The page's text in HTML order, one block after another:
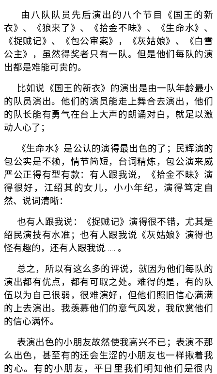
由八队队员先后演出的八个节目《国王的新
衣》、《狼来了》、《拾金不昧》、《生命水》、
《捉贼记》、《包公审案》，《灰姑娘》、《白雪
公主》，虽然得奖者只有一队。但是他们每队的演
出都是难能可贵的。
比如说《国王的新衣》的演出是由一队年龄最小
的队员演出。他们的演员能走上舞合去演出，他们
的队长能有勇气在台上大声的朗诵对白，就足以激
动人心了；
《生命水》是公认的演得最出色的了；民辉演的
包公实是不赖，情节简短，台词精炼，包公演来威
严公正得有型有款：有人跟我说，《拾金不昧》演
得很好，江绍其的女儿，小小年纪，演得笃定自
然、说词清晰：
也有人跟我说：《捉贼记》演得很不错，尤其是
绍民演技有水准；也有人跟我说《灰姑娘》演得也
怪有趣的，还有人跟我说……。
总之，所以有这么多的评说，就因为他们每队的
演出都有优点，都有可取之处。难得的是，有的队
伍以为自己很弱，很难演好，但他们照旧信心满满
的上去演出。我羡慕他们的意气风发，我欣赏他们
的信心满怀。
表演出色的小朋友故然使我高兴不已；表演不那
么出色，甚至有的还会生涩的小朋友也一样揪着我
的心。有的小朋友，平日里我们明知他们是很内